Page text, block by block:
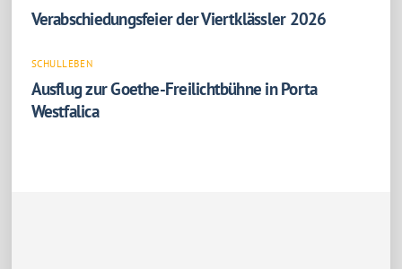
Verabschiedungsfeier der Viertklässler 2026
SCHULLEBEN
Ausflug zur Goethe-Freilichtbühne in Porta
Westfalica